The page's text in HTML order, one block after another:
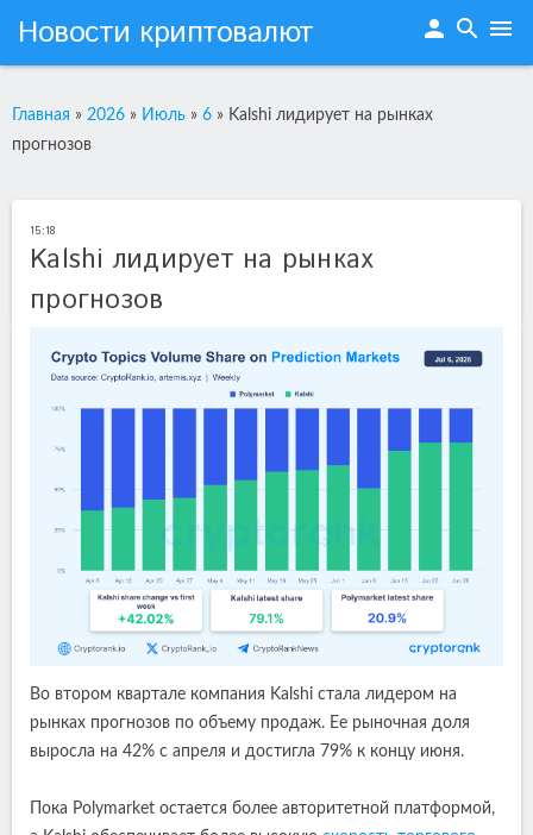
Новости криптовалют person search menu
Главная » 2026 » Июль » 6 » Kalshi лидирует на рынках
прогнозов
15:18
Kalshi лидирует на рынках
прогнозов
Во втором квартале компания Kalshi стала лидером на
рынках прогнозов по объему продаж. Ее рыночная доля
выросла на 42% с апреля и достигла 79% к концу июня.
Пока Polymarket остается более авторитетной платформой,